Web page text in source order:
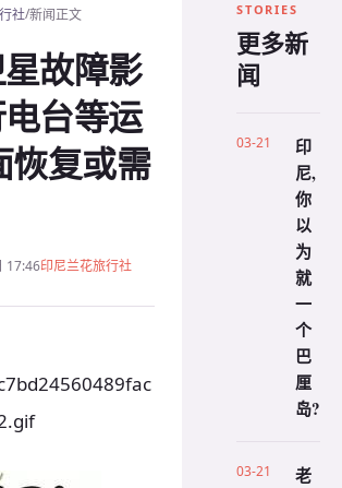
社/新闻正文
故障影
台等运
恢复或需
17:46印尼兰花旅行社
STORIES
更多新
闻
03-21
印
尼,
你
以
为
就
一
个
巴
厘
岛?
03-21
老